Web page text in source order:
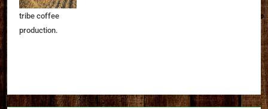
tribe coffee
production.